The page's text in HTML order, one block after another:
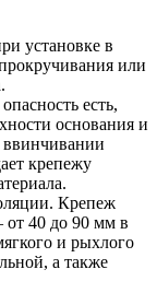
установке в
или
есть,
основания и
ввинчивании
крепежу
Крепеж
от 40 до 90 мм в
и рыхлого
а также